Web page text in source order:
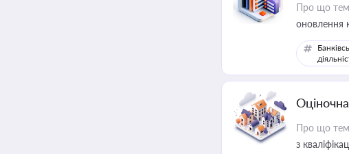
Про що
оновлення
Оціночна
Про що
з